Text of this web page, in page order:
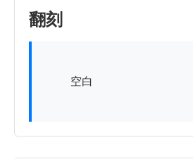
翻刻